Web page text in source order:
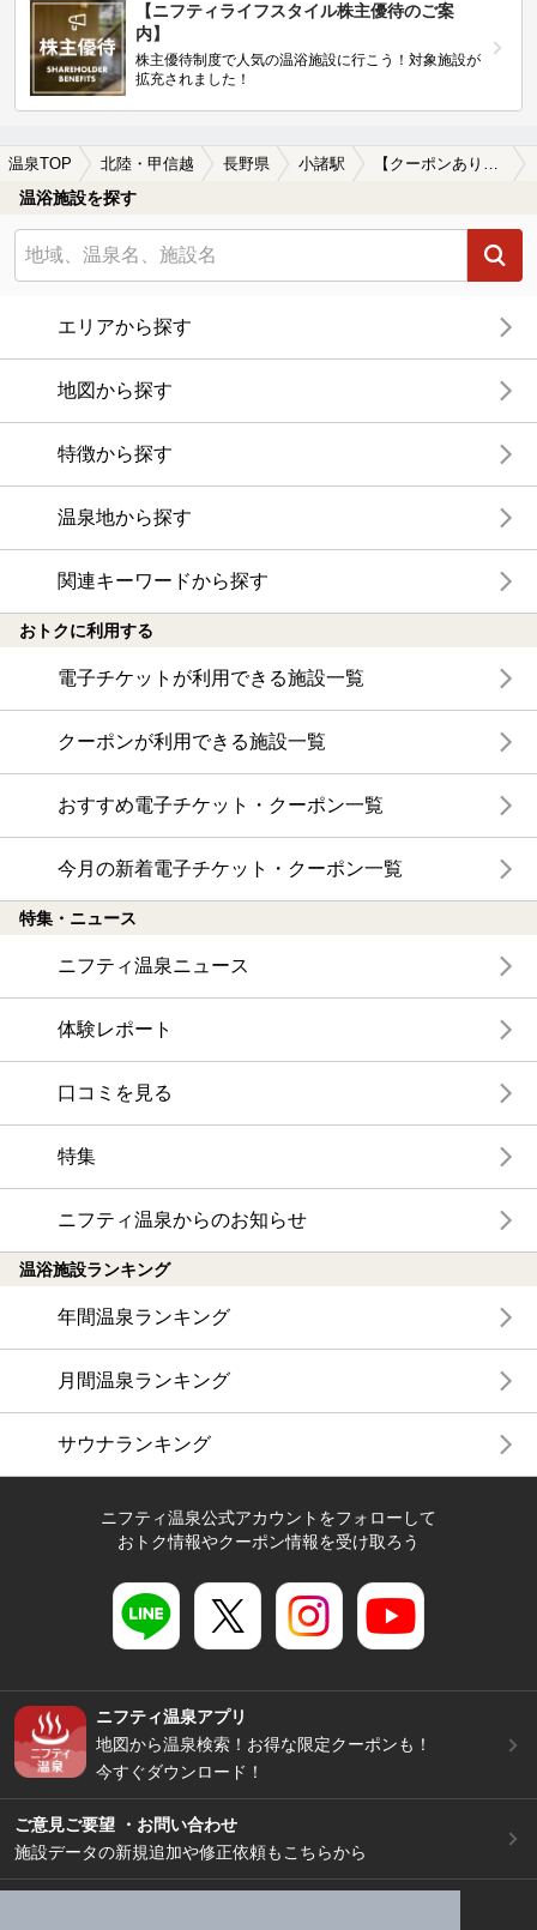
【ニフティライフスタイル株主優待のご案
内】
株主優待制度で人気の温浴施設に行こう！対象施設が
拡充されました！
温泉TOP 北陸・甲信越 長野県 小諸駅 【クーポンあり】カップルにおすすめの小諸駅近くの温泉、日帰り温泉、スーパー銭湯おすすめ
温浴施設を探す
エリアから探す
地図から探す
特徴から探す
温泉地から探す
関連キーワードから探す
おトクに利用する
電子チケットが利用できる施設一覧
クーポンが利用できる施設一覧
おすすめ電子チケット・クーポン一覧
今月の新着電子チケット・クーポン一覧
特集・ニュース
ニフティ温泉ニュース
体験レポート
口コミを見る
特集
ニフティ温泉からのお知らせ
温浴施設ランキング
年間温泉ランキング
月間温泉ランキング
サウナランキング
ニフティ温泉公式アカウントをフォローして
おトク情報やクーポン情報を受け取ろう
ニフティ温泉アプリ
地図から温泉検索！お得な限定クーポンも！
今すぐダウンロード！
ご意見ご要望 ・お問い合わせ
施設データの新規追加や修正依頼もこちらから